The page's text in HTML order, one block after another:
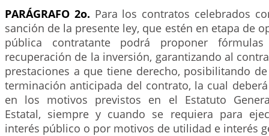
PARÁGRAFO 2o. Para los contratos celebrados
sanción de la presente ley, que estén en etapa de
pública contratante podrá proponer
recuperación de la inversión, garantizando al
prestaciones a que tiene derecho, posibilitando
terminación anticipada del contrato, la cual
en los motivos previstos en el Estatuto
Estatal, siempre y cuando se requiera para
interés público o por motivos de utilidad e interés